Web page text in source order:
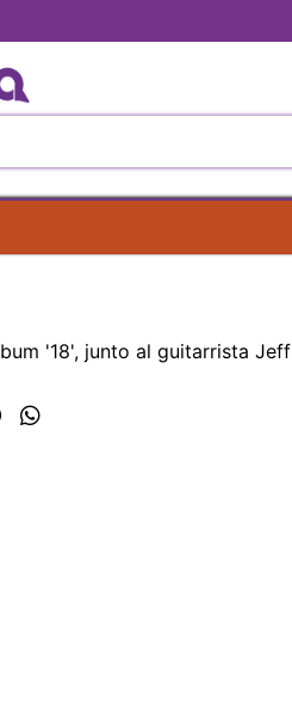
'18', junto al guitarrista Jeff